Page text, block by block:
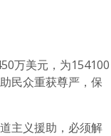
万美元，为154100
民众重获尊严，保
主义援助，必须解